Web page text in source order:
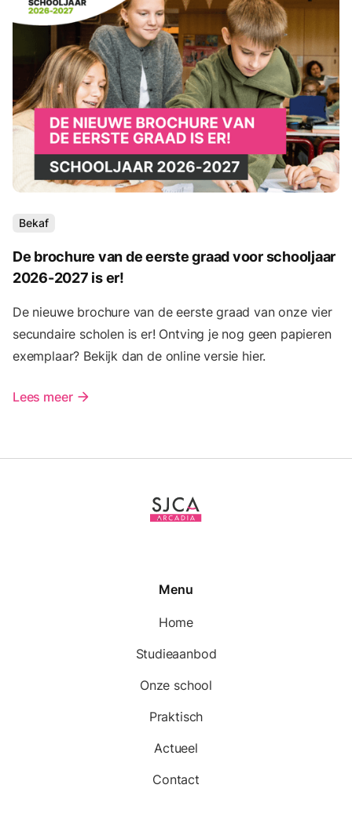
Bekaf
De brochure van de eerste graad voor schooljaar
2026-2027 is er!
De nieuwe brochure van de eerste graad van onze vier
secundaire scholen is er! Ontving je nog geen papieren
exemplaar? Bekijk dan de online versie hier.
Lees meer arrow_forward
Menu
Home
Studieaanbod
Onze school
Praktisch
Actueel
Contact